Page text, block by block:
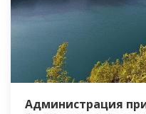
Администрация